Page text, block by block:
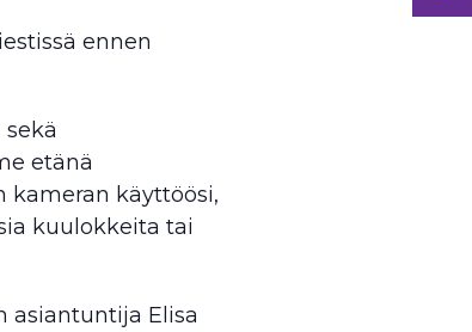
ennen
etänä
kameran käyttöösi,
kuulokkeita tai
asiantuntija Elisa